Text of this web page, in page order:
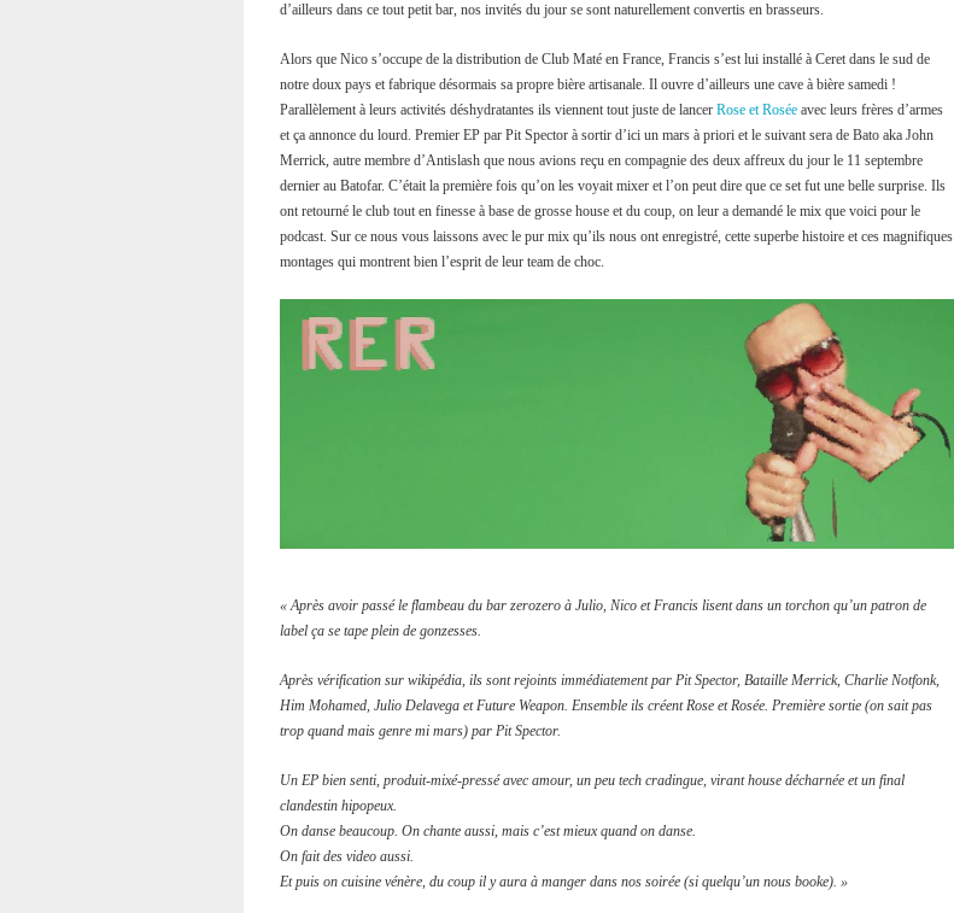
d’ailleurs dans ce tout petit bar, nos invités du jour se sont naturellement convertis en brasseurs.
Alors que Nico s’occupe de la distribution de Club Maté en France, Francis s’est lui installé à Ceret dans le sud de
notre doux pays et fabrique désormais sa propre bière artisanale. Il ouvre d’ailleurs une cave à bière samedi !
Parallèlement à leurs activités déshydratantes ils viennent tout juste de lancer Rose et Rosée avec leurs frères d’armes
et ça annonce du lourd. Premier EP par Pit Spector à sortir d’ici un mars à priori et le suivant sera de Bato aka John
Merrick, autre membre d’Antislash que nous avions reçu en compagnie des deux affreux du jour le 11 septembre
dernier au Batofar. C’était la première fois qu’on les voyait mixer et l’on peut dire que ce set fut une belle surprise. Ils
ont retourné le club tout en finesse à base de grosse house et du coup, on leur a demandé le mix que voici pour le
podcast. Sur ce nous vous laissons avec le pur mix qu’ils nous ont enregistré, cette superbe histoire et ces magnifiques
montages qui montrent bien l’esprit de leur team de choc.
« Après avoir passé le flambeau du bar zerozero à Julio, Nico et Francis lisent dans un torchon qu’un patron de
label ça se tape plein de gonzesses.
Après vérification sur wikipédia, ils sont rejoints immédiatement par Pit Spector, Bataille Merrick, Charlie Notfonk,
Him Mohamed, Julio Delavega et Future Weapon. Ensemble ils créent Rose et Rosée. Première sortie (on sait pas
trop quand mais genre mi mars) par Pit Spector.
Un EP bien senti, produit-mixé-pressé avec amour, un peu tech cradingue, virant house décharnée et un final
clandestin hipopeux.
On danse beaucoup. On chante aussi, mais c’est mieux quand on danse.
On fait des video aussi.
Et puis on cuisine vénère, du coup il y aura à manger dans nos soirée (si quelqu’un nous booke). »